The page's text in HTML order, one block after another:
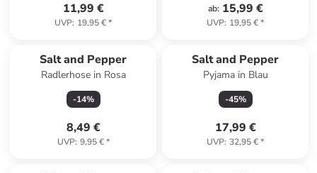
11,99 €
UVP: 19,95 €*
ab: 15,99 €
UVP: 19,95 €*
Salt and Pepper
Radlerhose in Rosa
-14%
8,49 €
UVP: 9,95 €*
Salt and Pepper
Pyjama in Blau
-45%
17,99 €
UVP: 32,95 €*